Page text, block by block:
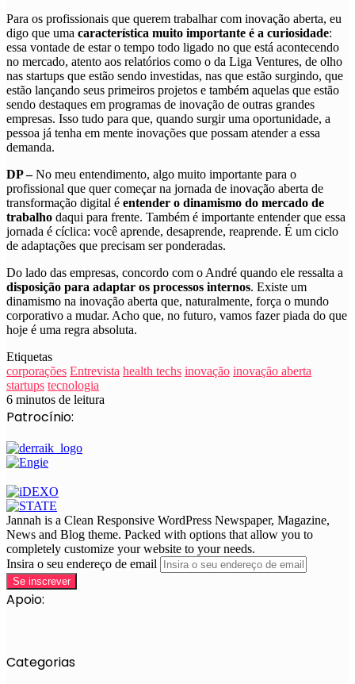
Para os profissionais que querem trabalhar com inovação aberta, eu
digo que uma característica muito importante é a curiosidade:
essa vontade de estar o tempo todo ligado no que está acontecendo
no mercado, atento aos relatórios como o da Liga Ventures, de olho
nas startups que estão sendo investidas, nas que estão surgindo, que
estão lançando seus primeiros projetos e também aquelas que estão
sendo destaques em programas de inovação de outras grandes
empresas. Isso tudo para que, quando surgir uma oportunidade, a
pessoa já tenha em mente inovações que possam atender a essa
demanda.
DP –No meu entendimento, algo muito importante para o
profissional que quer começar na jornada de inovação aberta de
transformação digital é entender o dinamismo do mercado de
trabalho daqui para frente. Também é importante entender que essa
jornada é cíclica: você aprende, desaprende, reaprende. É um ciclo
de adaptações que precisam ser ponderadas.
Do lado das empresas, concordo com o André quando ele ressalta a
disposição para adaptar os processos internos. Existe um
dinamismo na inovação aberta que, naturalmente, força o mundo
corporativo a mudar. Acho que, no futuro, vamos fazer piada do que
hoje é uma regra absoluta.
Etiquetas
corporações Entrevista health techs inovação inovação aberta
startups tecnologia
6 minutos de leitura
Patrocínio:
Jannah is a Clean Responsive WordPress Newspaper, Magazine,
News and Blog theme. Packed with options that allow you to
completely customize your website to your needs.
Insira o seu endereço de email
Apoio:
Categorias